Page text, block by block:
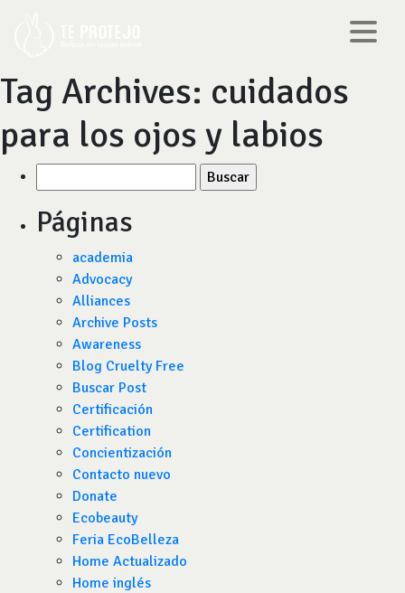
Tag Archives: cuidados
para los ojos y labios
por:
Páginas
academia
Advocacy
Alliances
Archive Posts
Awareness
Blog Cruelty Free
Buscar Post
Certificación
Certification
Concientización
Contacto nuevo
Donate
Ecobeauty
Feria EcoBelleza
Home Actualizado
Home inglés